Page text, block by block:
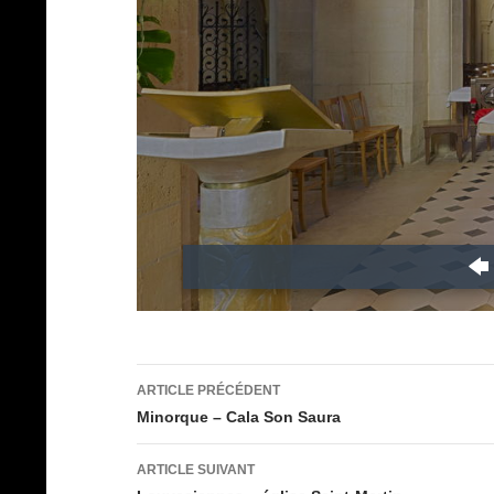
Navigation
des
articles
ARTICLE PRÉCÉDENT
Minorque – Cala Son Saura
ARTICLE SUIVANT